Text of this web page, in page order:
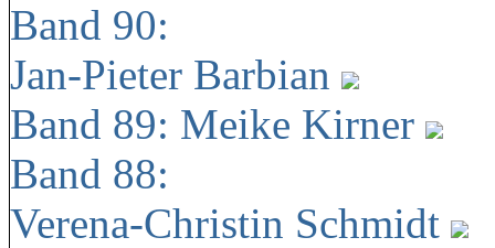
Band 90:
Jan-Pieter Barbian
Band 89: Meike Kirner
Band 88:
Verena-Christin Schmidt